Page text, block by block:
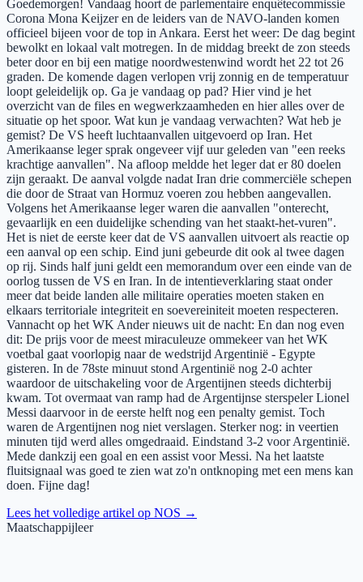
Goedemorgen! Vandaag hoort de parlementaire enquêtecommissie
Corona Mona Keijzer en de leiders van de NAVO-landen komen
officieel bijeen voor de top in Ankara. Eerst het weer: De dag begint
bewolkt en lokaal valt motregen. In de middag breekt de zon steeds
beter door en bij een matige noordwestenwind wordt het 22 tot 26
graden. De komende dagen verlopen vrij zonnig en de temperatuur
loopt geleidelijk op. Ga je vandaag op pad? Hier vind je het
overzicht van de files en wegwerkzaamheden en hier alles over de
situatie op het spoor. Wat kun je vandaag verwachten? Wat heb je
gemist? De VS heeft luchtaanvallen uitgevoerd op Iran. Het
Amerikaanse leger sprak ongeveer vijf uur geleden van "een reeks
krachtige aanvallen". Na afloop meldde het leger dat er 80 doelen
zijn geraakt. De aanval volgde nadat Iran drie commerciële schepen
die door de Straat van Hormuz voeren zou hebben aangevallen.
Volgens het Amerikaanse leger waren die aanvallen "onterecht,
gevaarlijk en een duidelijke schending van het staakt-het-vuren".
Het is niet de eerste keer dat de VS aanvallen uitvoert als reactie op
een aanval op een schip. Eind juni gebeurde dit ook al twee dagen
op rij. Sinds half juni geldt een memorandum over een einde van de
oorlog tussen de VS en Iran. In de intentieverklaring staat onder
meer dat beide landen alle militaire operaties moeten staken en
elkaars territoriale integriteit en soevereiniteit moeten respecteren.
Vannacht op het WK Ander nieuws uit de nacht: En dan nog even
dit: De prijs voor de meest miraculeuze ommekeer van het WK
voetbal gaat voorlopig naar de wedstrijd Argentinië - Egypte
gisteren. In de 78ste minuut stond Argentinië nog 2-0 achter
waardoor de uitschakeling voor de Argentijnen steeds dichterbij
kwam. Tot overmaat van ramp had de Argentijnse sterspeler Lionel
Messi daarvoor in de eerste helft nog een penalty gemist. Toch
waren de Argentijnen nog niet verslagen. Sterker nog: in veertien
minuten tijd werd alles omgedraaid. Eindstand 3-2 voor Argentinië.
Mede dankzij een goal en een assist voor Messi. Na het laatste
fluitsignaal was goed te zien wat zo'n ontknoping met een mens kan
doen. Fijne dag!
Lees het volledige artikel op NOS →
Maatschappijleer